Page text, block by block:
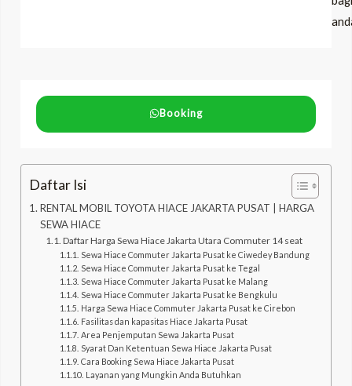
Booking
Daftar Isi
RENTAL MOBIL TOYOTA HIACE JAKARTA PUSAT | HARGA
SEWA HIACE
Daftar Harga Sewa Hiace Jakarta Utara Commuter 14 seat
Sewa Hiace Commuter Jakarta Pusat ke Ciwedey Bandung
Sewa Hiace Commuter Jakarta Pusat ke Tegal
Sewa Hiace Commuter Jakarta Pusat ke Malang
Sewa Hiace Commuter Jakarta Pusat ke Bengkulu
Harga Sewa Hiace Commuter Jakarta Pusat ke Cirebon
Fasilitas dan kapasitas Hiace Jakarta Pusat
Area Penjemputan Sewa Jakarta Pusat
Syarat Dan Ketentuan Sewa Hiace Jakarta Pusat
Cara Booking Sewa Hiace Jakarta Pusat
Layanan yang Mungkin Anda Butuhkan